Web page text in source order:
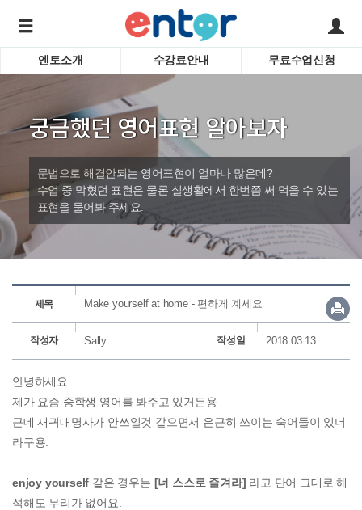
학습도우미 G1
바로가기
서비스안내
강사소개
회사소개
어린이
영자신
수업
엔토소개 수강료안내 무료수업신청
궁금했던 영어표현 알아보자
문법으로 해결안되는 영어표현이 얼마나 많은데?
수업 중 막혔던 표현은 물론 실생활에서 한번쯤 써 먹을 수 있는
표현을 물어봐 주세요.
제목 Make yourself at home - 편하게 계세요
작성자 Sally 작성일 2018.03.13
안녕하세요
제가 요즘 중학생 영어를 봐주고 있거든용
근데 재귀대명사가 안쓰일것 같으면서 은근히 쓰이는 숙어들이 있더
라구용.
enjoy yourself 같은 경우는 [너 스스로 즐겨라] 라고 단어 그대로 해
석해도 무리가 없어요.